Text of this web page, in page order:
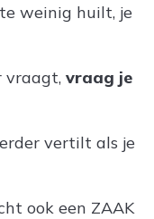
weinig huilt, je
vraagt, vraag je
vertilt als je
ook een ZAAK